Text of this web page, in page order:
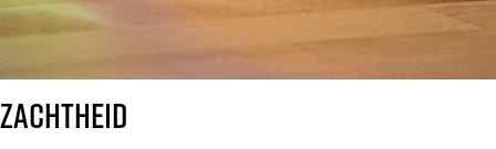
ZACHTHEID